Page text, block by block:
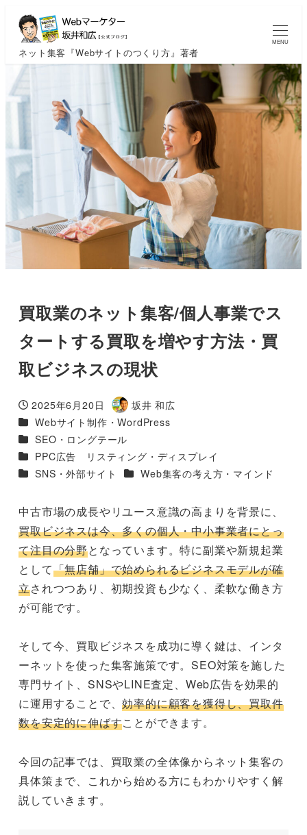
ネット集客『Webサイトのつくり方』著者
MENU
買取業のネット集客/個人事業でス
タートする買取を増やす方法・買
取ビジネスの現状
投稿日
2025年6月20日
著
者
坂井 和広
カテゴリー
Webサイト制作・WordPress
カテゴリー
SEO・ロングテール
カテゴリー
PPC広告 リスティング・ディスプレイ
カテゴリー
SNS・外部サイト カテゴリー
Web集客の考え方・マインド
中古市場の成長やリユース意識の高まりを背景に、
買取ビジネスは今、多くの個人・中小事業者にとっ
て注目の分野となっています。特に副業や新規起業
として「無店舗」で始められるビジネスモデルが確
立されつつあり、初期投資も少なく、柔軟な働き方
が可能です。
そして今、買取ビジネスを成功に導く鍵は、インタ
ーネットを使った集客施策です。SEO対策を施した
専門サイト、SNSやLINE査定、Web広告を効果的
に運用することで、効率的に顧客を獲得し、買取件
数を安定的に伸ばすことができます。
今回の記事では、買取業の全体像からネット集客の
具体策まで、これから始める方にもわかりやすく解
説していきます。